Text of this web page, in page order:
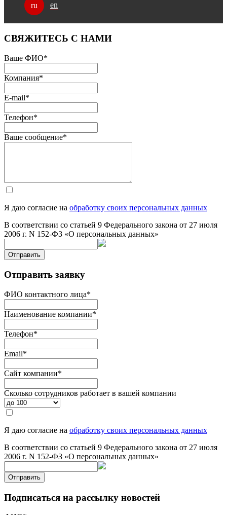
ru en
СВЯЖИТЕСЬ С НАМИ
Ваше ФИО*
Компания*
E-mail*
Телефон*
Ваше сообщение*
Я даю согласие на обработку своих персональных данных
В соответствии со статьей 9 Федерального закона от 27 июля
2006 г. N 152-ФЗ «О персональных данных»
Отправить
Отправить заявку
ФИО контактного лица*
Наименование компании*
Телефон*
Email*
Сайт компании*
Сколько сотрудников работает в вашей компании
Я даю согласие на обработку своих персональных данных
В соответствии со статьей 9 Федерального закона от 27 июля
2006 г. N 152-ФЗ «О персональных данных»
Отправить
Подписаться на рассылку новостей